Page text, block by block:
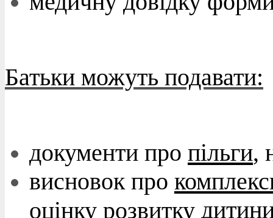
Батьки можуть подавати:
документи про пільги,
висновок про
оцінку розвитку